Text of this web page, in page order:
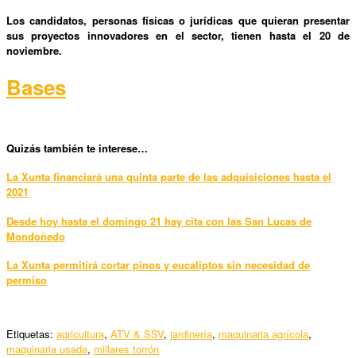
Los candidatos, personas físicas o jurídicas que quieran presentar
sus proyectos innovadores en el sector,tienen hastael 20 de
noviembre.
Bases
Quizás también te interese…
La Xunta financiará una quinta parte de las adquisiciones hasta el
2021
Desde hoy hasta el domingo 21 hay cita con las San Lucas de
Mondoñedo
La Xunta permitirá cortar pinos y eucaliptos sin necesidad de
permiso
Etiquetas: agricultura, ATV & SSV, jardinería, maquinaria agrícola,
maquinaria usada, millares torrón